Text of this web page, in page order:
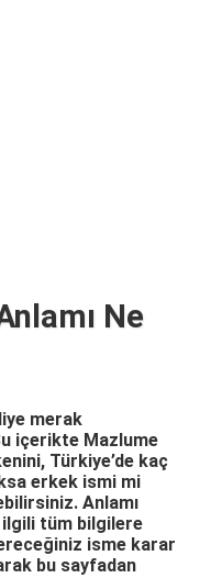
Ne
merak
içerikte Mazlume
Türkiye’de kaç
erkek ismi mi
Anlamı
tüm bilgilere
isme karar
bu sayfadan